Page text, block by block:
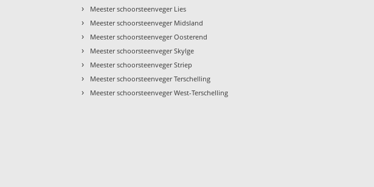
›
Meester schoorsteenveger Lies
› Meester schoorsteenveger Midsland
› Meester schoorsteenveger Oosterend
› Meester schoorsteenveger Skylge
› Meester schoorsteenveger Striep
› Meester schoorsteenveger Terschelling
› Meester schoorsteenveger West-Terschelling